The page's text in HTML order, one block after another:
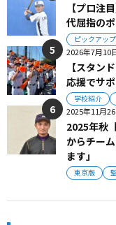
【プロ注
代屈指の
ピックアッ
2026年7月10
【スタン
応援でサ
学校紹介
2025年11月
2025年秋
からチー
ます」
東京版